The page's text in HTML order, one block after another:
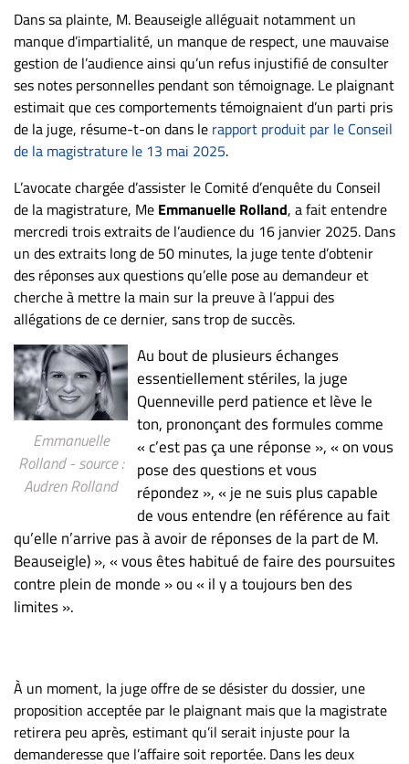
Publier
un
emploi
Publicité
Solutions de
recrutements
TROUVEZ-
NOUS
Nous
joindre
À
propos
Infolettre
S’abonner
FAQ
Politique de
confidentialité
Dans sa plainte, M. Beauseigle alléguait notamment un
manque d’impartialité, un manque de respect, une mauvaise
gestion de l’audience ainsi qu’un refus injustifié de consulter
ses notes personnelles pendant son témoignage. Le plaignant
estimait que ces comportements témoignaient d’un parti pris
de la juge, résume-t-on dans le rapport produit par le Conseil
de la magistrature le 13 mai 2025.
L’avocate chargée d’assister le Comité d’enquête du Conseil
de la magistrature, Me Emmanuelle Rolland, a fait entendre
mercredi trois extraits de l’audience du 16 janvier 2025. Dans
un des extraits long de 50 minutes, la juge tente d’obtenir
des réponses aux questions qu’elle pose au demandeur et
cherche à mettre la main sur la preuve à l’appui des
allégations de ce dernier, sans trop de succès.
Emmanuelle
Rolland - source :
Audren Rolland
Au bout de plusieurs échanges
essentiellement stériles, la juge
Quenneville perd patience et lève le
ton, prononçant des formules comme
« c’est pas ça une réponse », « on vous
pose des questions et vous
répondez », « je ne suis plus capable
de vous entendre (en référence au fait
qu’elle n’arrive pas à avoir de réponses de la part de M.
Beauseigle) », « vous êtes habitué de faire des poursuites
contre plein de monde » ou « il y a toujours ben des
limites ».
À un moment, la juge offre de se désister du dossier, une
proposition acceptée par le plaignant mais que la magistrate
retirera peu après, estimant qu’il serait injuste pour la
demanderesse que l’affaire soit reportée. Dans les deux